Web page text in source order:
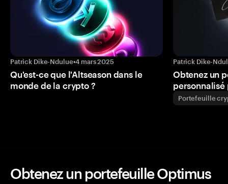
Patrick Dike-Ndulue•4 mars 2025
Qu'est-ce que l'Altseason dans le
monde de la crypto ?
Patrick Dike-
Obtenez un
personnalisé
Portefeuille
Obtenez un portefeuille Optimus